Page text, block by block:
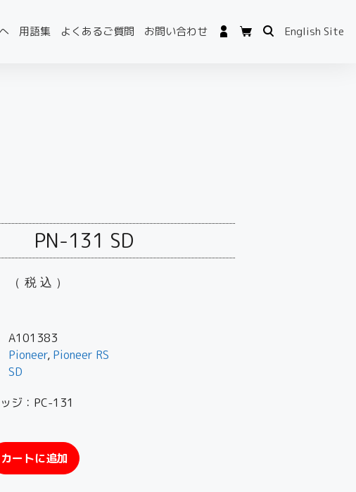
用語集 よくあるご質問 お問い合わせ English Site
PN-131 SD
（税込）
A101383
Pioneer, Pioneer RS
SD
ジ：PC-131
カートに追加